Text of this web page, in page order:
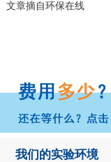
文章摘自环保在线
我们的实验环境